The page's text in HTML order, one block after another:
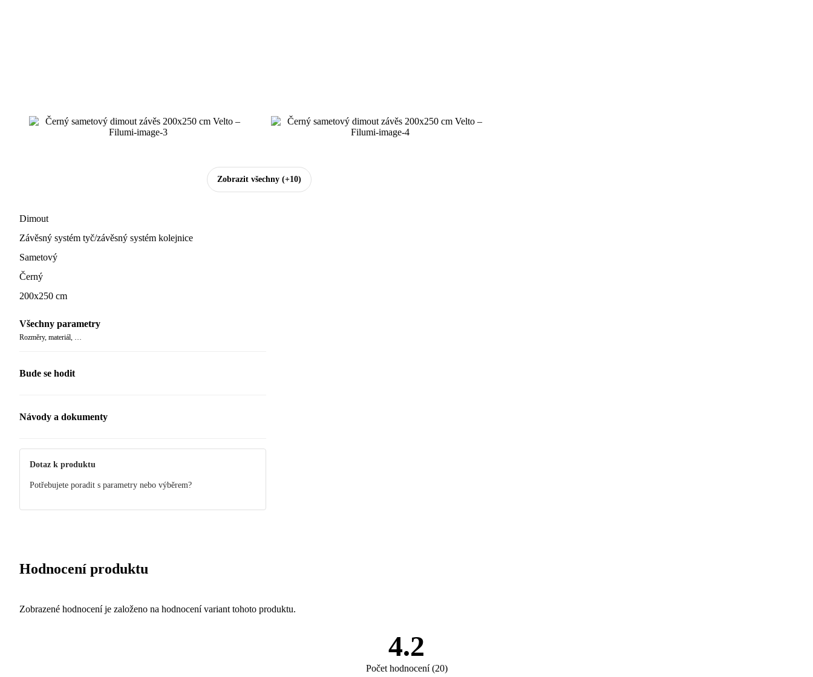
Zobrazit všechny(+10)
Dimout
Závěsný systém tyč/závěsný systém kolejnice
Sametový
Černý
200x250 cm
Všechny parametry
Rozměry, materiál, …
Bude se hodit
Návody a dokumenty
Dotaz k produktu
Potřebujete poradit s parametry nebo výběrem?
Hodnocení produktu
Zobrazené hodnocení je založeno na hodnocení variant tohoto produktu.
4.2
Počet hodnocení(20)